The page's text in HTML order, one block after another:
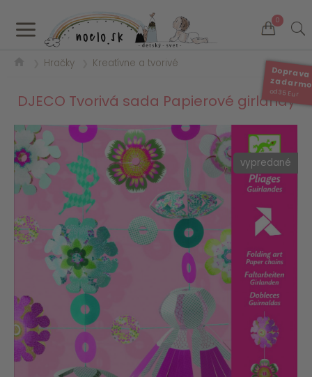
a 0
Doprava
od 35 Eur
Hračky Kreatívne a tvorivé
DJECO Tvorivá sada Papierové girlandy
vypredané